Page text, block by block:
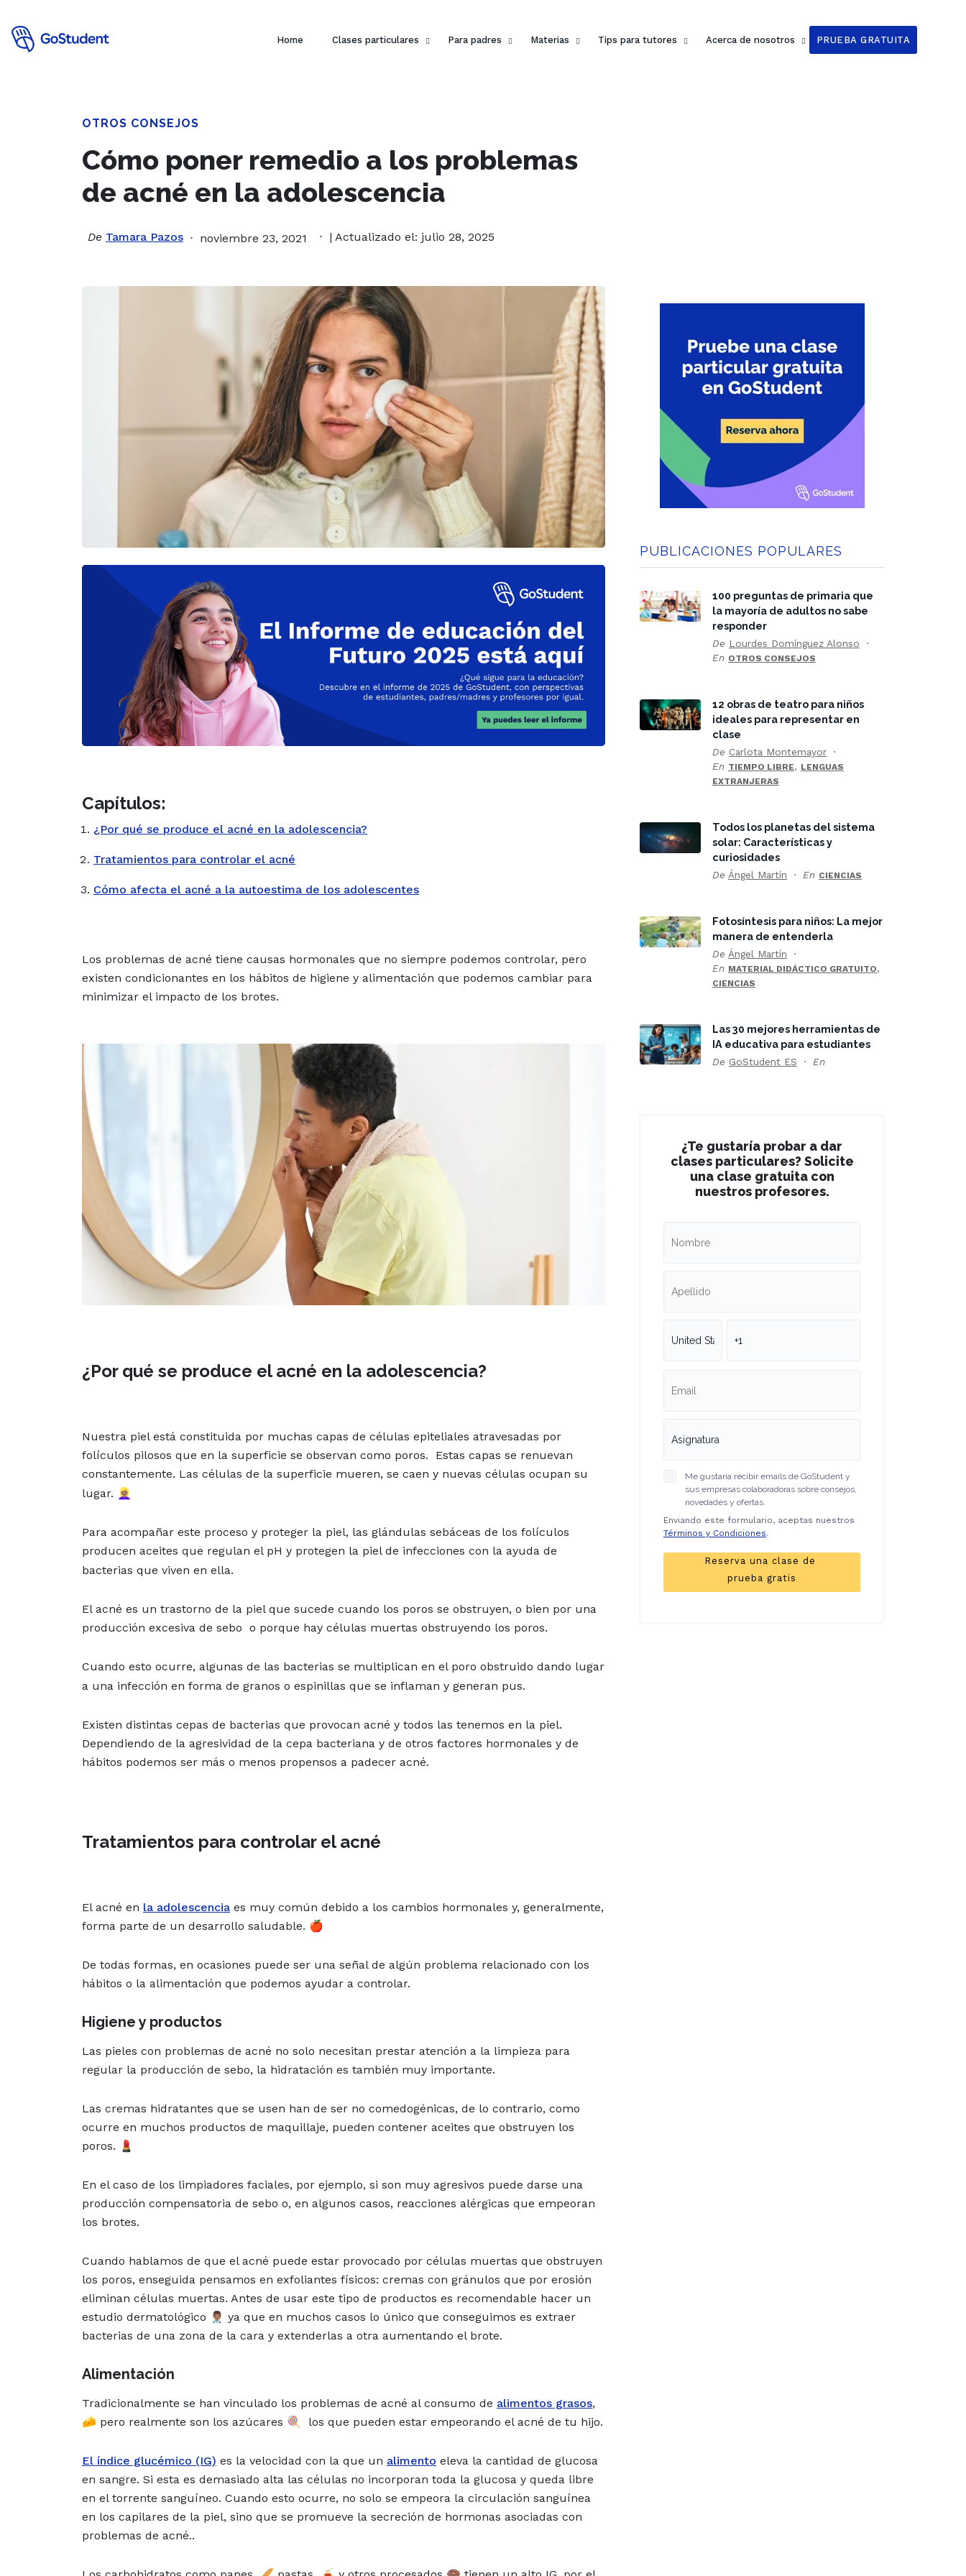
Home Clases particulares Para padres Materias Tips para tutores Acerca de nosotros PRUEBA GRATUITA
OTROS CONSEJOS
Cómo poner remedio a los problemas
de acné en la adolescencia
De Tamara Pazos noviembre 23, 2021 | Actualizado el: julio 28, 2025
Capítulos:
¿Por qué se produce el acné en la adolescencia?
Tratamientos para controlar el acné
Cómo afecta el acné a la autoestima de los adolescentes
Los problemas de acné tiene causas hormonales que no siempre podemos controlar, pero
existen condicionantes en los hábitos de higiene y alimentación que podemos cambiar para
minimizar el impacto de los brotes.
¿Por qué se produce el acné en la adolescencia?
Nuestra piel está constituida por muchas capas de células epiteliales atravesadas por
folículos pilosos que en la superficie se observan como poros. Estas capas se renuevan
constantemente. Las células de la superficie mueren, se caen y nuevas células ocupan su
lugar. 👱🏽‍♀️
Para acompañar este proceso y proteger la piel, las glándulas sebáceas de los folículos
producen aceites que regulan el pH y protegen la piel de infecciones con la ayuda de
bacterias que viven en ella.
El acné es un trastorno de la piel que sucede cuando los poros se obstruyen, o bien por una
producción excesiva de sebo o porque hay células muertas obstruyendo los poros.
Cuando esto ocurre, algunas de las bacterias se multiplican en el poro obstruido dando lugar
a una infección en forma de granos o espinillas que se inflaman y generan pus.
Existen distintas cepas de bacterias que provocan acné y todos las tenemos en la piel.
Dependiendo de la agresividad de la cepa bacteriana y de otros factores hormonales y de
hábitos podemos ser más o menos propensos a padecer acné.
Tratamientos para controlar el acné
El acné en la adolescencia es muy común debido a los cambios hormonales y, generalmente,
forma parte de un desarrollo saludable. 🍎
De todas formas, en ocasiones puede ser una señal de algún problema relacionado con los
hábitos o la alimentación que podemos ayudar a controlar.
Higiene y productos
Las pieles con problemas de acné no solo necesitan prestar atención a la limpieza para
regular la producción de sebo, la hidratación es también muy importante.
Las cremas hidratantes que se usen han de ser no comedogénicas, de lo contrario, como
ocurre en muchos productos de maquillaje, pueden contener aceites que obstruyen los
poros. 💄
En el caso de los limpiadores faciales, por ejemplo, si son muy agresivos puede darse una
producción compensatoria de sebo o, en algunos casos, reacciones alérgicas que empeoran
los brotes.
Cuando hablamos de que el acné puede estar provocado por células muertas que obstruyen
los poros, enseguida pensamos en exfoliantes físicos: cremas con gránulos que por erosión
eliminan células muertas. Antes de usar este tipo de productos es recomendable hacer un
estudio dermatológico 👨🏽‍⚕️ ya que en muchos casos lo único que conseguimos es extraer
bacterias de una zona de la cara y extenderlas a otra aumentando el brote.
Alimentación
Tradicionalmente se han vinculado los problemas de acné al consumo de alimentos grasos,
🧀 pero realmente son los azúcares 🍭 los que pueden estar empeorando el acné de tu hijo.
El índice glucémico (IG) es la velocidad con la que un alimento eleva la cantidad de glucosa
en sangre. Si esta es demasiado alta las células no incorporan toda la glucosa y queda libre
en el torrente sanguíneo. Cuando esto ocurre, no solo se empeora la circulación sanguínea
en los capilares de la piel, sino que se promueve la secreción de hormonas asociadas con
problemas de acné..
PUBLICACIONES POPULARES
100 preguntas de primaria que
la mayoría de adultos no sabe
responder
De Lourdes Domínguez Alonso
En OTROS CONSEJOS
12 obras de teatro para niños
ideales para representar en
clase
De Carlota Montemayor
En TIEMPO LIBRE, LENGUAS
EXTRANJERAS
Todos los planetas del sistema
solar: Características y
curiosidades
De Ángel Martín En CIENCIAS
Fotosíntesis para niños: La mejor
manera de entenderla
De Ángel Martín
En MATERIAL DIDÁCTICO GRATUITO,
CIENCIAS
Las 30 mejores herramientas de
IA educativa para estudiantes
De GoStudent ES En
¿Te gustaría probar a dar
clases particulares? Solicite
una clase gratuita con
nuestros profesores.
Me gustaría recibir emails de GoStudent y
sus empresas colaboradoras sobre consejos,
novedades y ofertas.
Enviando este formulario, aceptas nuestros
Términos y Condiciones.